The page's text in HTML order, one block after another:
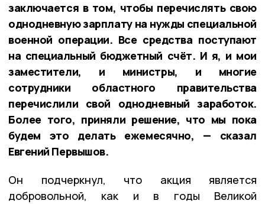
заключается в том, чтобы перечислять свою
однодневную зарплату на нужды специальной
военной операции. Все средства поступают
на специальный бюджетный счёт. И я, и мои
заместители, и министры, и многие
сотрудники областного правительства
перечислили свой однодневный заработок.
Более того, приняли решение, что мы пока
будем это делать ежемесячно, — сказал
Евгений Первышов.
Он подчеркнул, что акция является
добровольной, как и в годы Великой